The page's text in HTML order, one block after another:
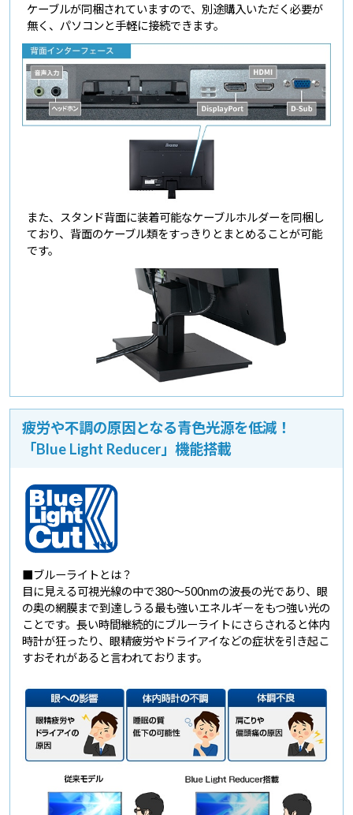
ケーブルが同梱されていますので、別途購入いただく必要が
無く、パソコンと手軽に接続できます。
また、スタンド背面に装着可能なケーブルホルダーを同梱し
ており、背面のケーブル類をすっきりとまとめることが可能
です。
疲労や不調の原因となる青色光源を低減！
「Blue Light Reducer」機能搭載
■ブルーライトとは？
目に見える可視光線の中で380～500nmの波長の光であり、眼
の奥の網膜まで到達しうる最も強いエネルギーをもつ強い光の
ことです。長い時間継続的にブルーライトにさらされると体内
時計が狂ったり、眼精疲労やドライアイなどの症状を引き起こ
すおそれがあると言われております。